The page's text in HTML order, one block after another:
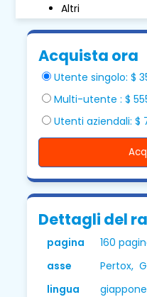
Altri
Acquista ora
Utente singolo: $
Multi-utente : $
Utenti aziendali: $
Dettagli del
pagina
160
asse
Pertox,
lingua